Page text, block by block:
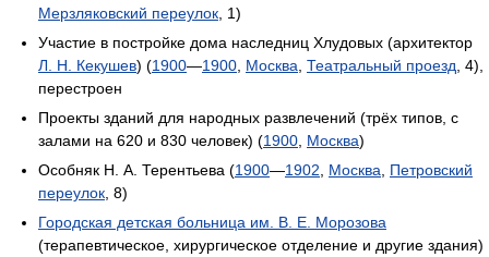
Мерзляковский переулок , 1)
Участие в постройке дома наследниц Хлудовых (архитектор
Л. Н. Кекушев) (1900—1900 Москва Театральный проезд , 4),
перестроен
Проекты зданий для народных развлечений (трёх типов, с
залами на 620 и 830 человек) (1900 Москва)
Особняк Н. А. Терентьева (1900—1902 Москва
Петровский
переулок , 8)
Городская детская больница им. В. Е. Морозова
(терапевтическое, хирургическое отделение и другие здания)